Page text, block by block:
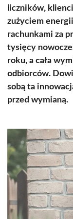
liczników,
zużyciem
rachunkami za
tysięcy
roku, a cała
odbiorców.
sobą ta
przed wymianą.